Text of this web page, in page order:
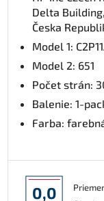
Delta
Česka
Model 1:
Model 2: 651
Počet strán:
Balenie: 1-
Farba:
0,0